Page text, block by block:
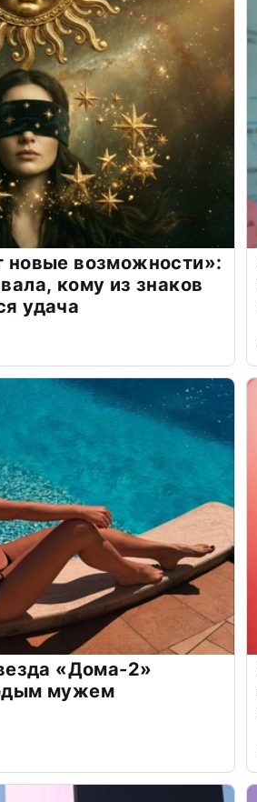
новые возможности»:
кому из знаков
удача
«Дома-2»
мужем